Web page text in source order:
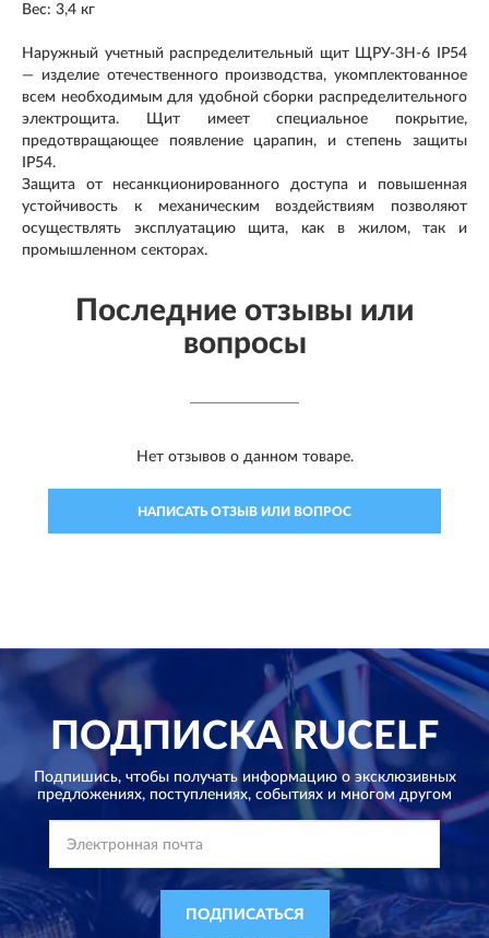
Вес: 3,4 кг
Наружный учетный распределительный щит ЩРУ-3Н-6 IP54
— изделие отечественного производства, укомплектованное
всем необходимым для удобной сборки распределительного
электрощита. Щит имеет специальное покрытие,
предотвращающее появление царапин, и степень защиты
IP54.
Защита от несанкционированного доступа и повышенная
устойчивость к механическим воздействиям позволяют
осуществлять эксплуатацию щита, как в жилом, так и
промышленном секторах.
Последние отзывы или
вопросы
Нет отзывов о данном товаре.
НАПИСАТЬ ОТЗЫВ ИЛИ ВОПРОС
ПОДПИСКАRUCELF
Подпишись, чтобы получать информацию о эксклюзивных
предложениях, поступлениях, событиях и многом другом
ПОДПИСАТЬСЯ